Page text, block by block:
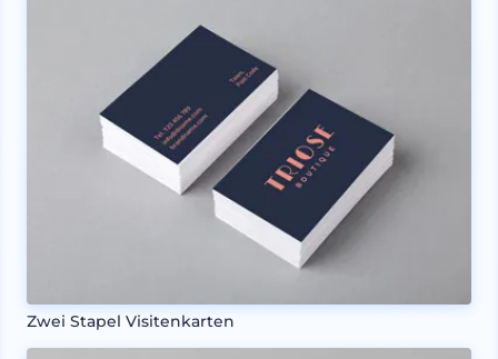
Zwei Stapel Visitenkarten